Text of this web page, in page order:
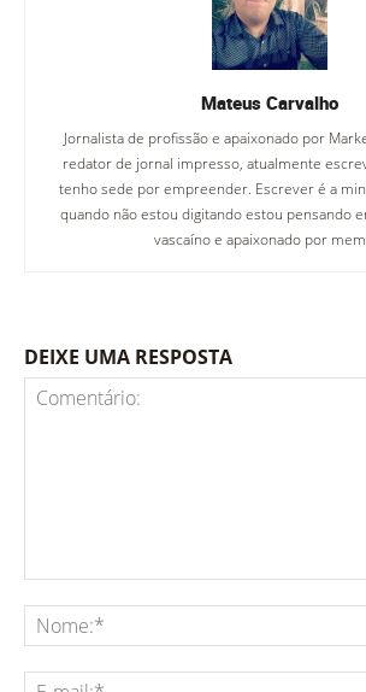
Mateus Carvalho
Jornalista de profissão e apaixonado por
redator de jornal impresso, atualmente
tenho sede por empreender. Escrever é a
quando não estou digitando estou pensando
vascaíno e apaixonado por
DEIXE UMA RESPOSTA